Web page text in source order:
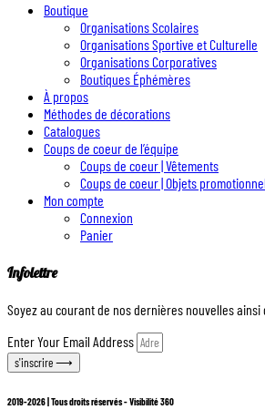
Boutique
Organisations Scolaires
Organisations Sportive et Culturelle
Organisations Corporatives
Boutiques Éphémères
À propos
Méthodes de décorations
Catalogues
Coups de coeur de l’équipe
Coups de coeur | Vêtements
Coups de coeur | Objets
Mon compte
Connexion
Panier
Infolettre
Soyez au courant de nos dernières nouvelles ainsi
Enter Your Email Address
s'inscrire ⟶
2019-2026 | Tous droits réservés - Visibilité 360